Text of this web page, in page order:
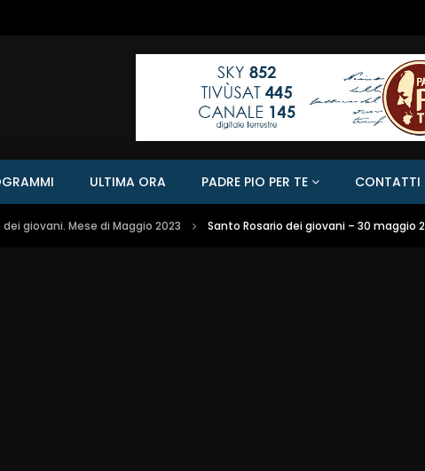
ULTIMA ORA PADRE PIO PER TE CONTATTI
giovani. Mese di Maggio 2023 Santo Rosario dei giovani – 30 maggio